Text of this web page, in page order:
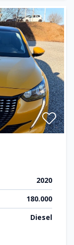
2020
180.000
Diesel